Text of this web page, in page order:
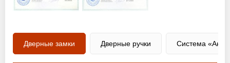
Дверные замки Дверные ручки Система